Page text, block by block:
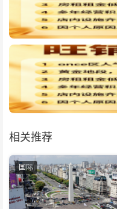
相关推荐
国际